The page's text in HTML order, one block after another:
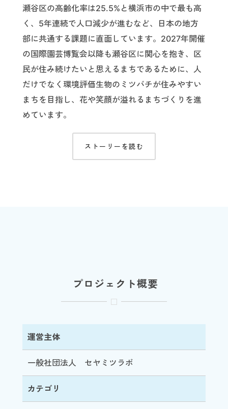
瀬谷区の高齢化率は25.5%と横浜市の中で最も高
く、5年連続で人口減少が進むなど、日本の地方
部に共通する課題に直面しています。2027年開催
の国際園芸博覧会以降も瀬谷区に関心を抱き、区
民が住み続けたいと思えるまちであるために、人
だけでなく環境評価生物のミツバチが住みやすい
まちを目指し、花や笑顔が溢れるまちづくりを進
めています。
ストーリーを読む
プロジェクト概要
運営主体
一般社団法人 セヤミツラボ
カテゴリ